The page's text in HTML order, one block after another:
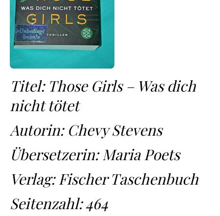
Titel: Those Girls – Was dich
nicht tötet
Autorin: Chevy Stevens
Übersetzerin: Maria Poets
Verlag: Fischer Taschenbuch
Seitenzahl: 464